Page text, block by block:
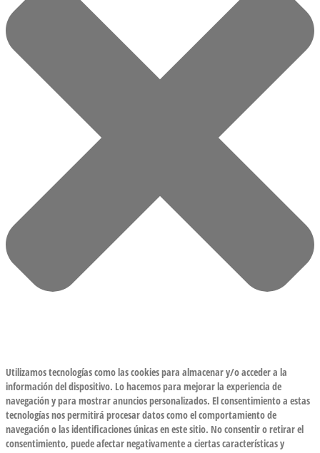
Utilizamos tecnologías como las cookies para almacenar y/o acceder a la
información del dispositivo. Lo hacemos para mejorar la experiencia de
navegación y para mostrar anuncios personalizados. El consentimiento a estas
tecnologías nos permitirá procesar datos como el comportamiento de
navegación o las identificaciones únicas en este sitio. No consentir o retirar el
consentimiento, puede afectar negativamente a ciertas características y